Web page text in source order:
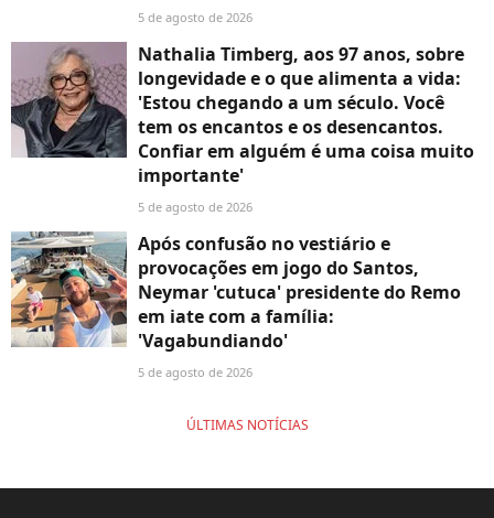
5 de agosto de 2026
Nathalia Timberg, aos 97 anos, sobre
longevidade e o que alimenta a vida:
'Estou chegando a um século. Você
tem os encantos e os desencantos.
Confiar em alguém é uma coisa muito
importante'
5 de agosto de 2026
Após confusão no vestiário e
provocações em jogo do Santos,
Neymar 'cutuca' presidente do Remo
em iate com a família:
'Vagabundiando'
5 de agosto de 2026
ÚLTIMAS NOTÍCIAS